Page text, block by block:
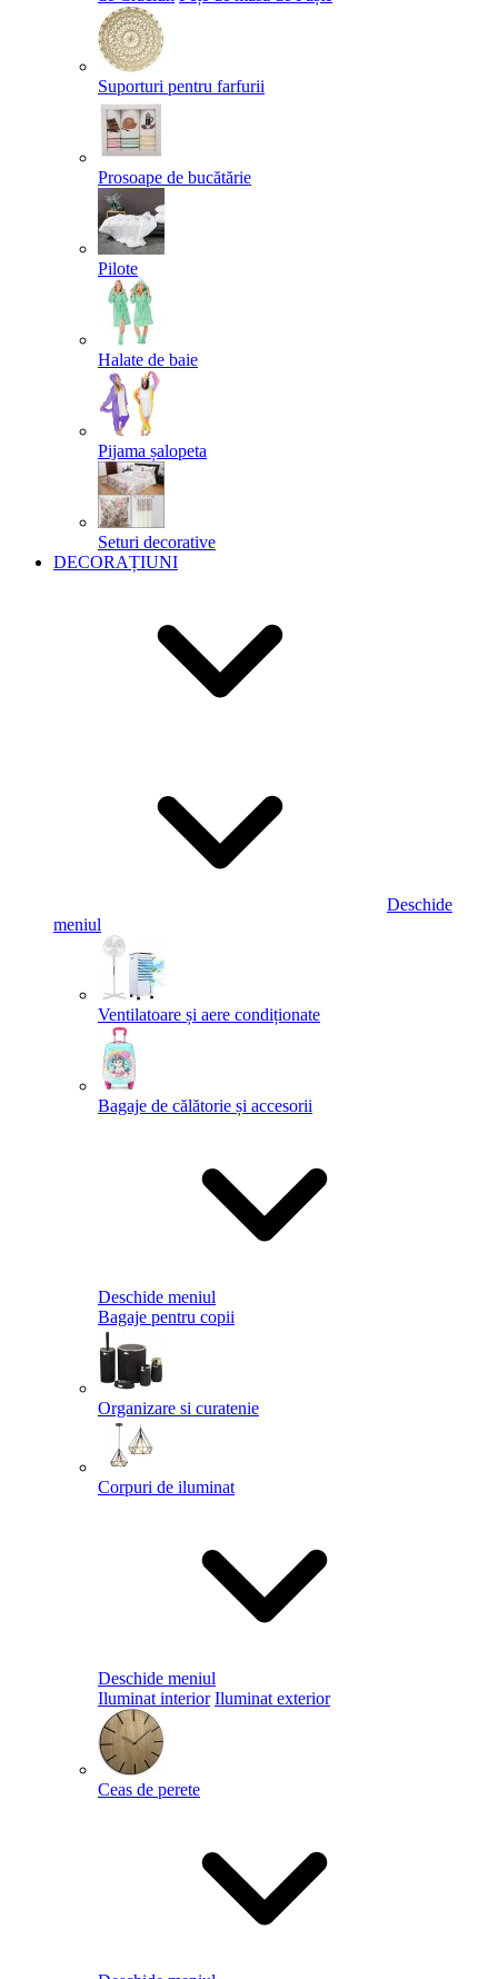
Suporturi pentru farfurii
Prosoape de bucătărie
Pilote
Halate de baie
Pijama șalopeta
Seturi decorative
DECORAȚIUNI
Deschide
meniul
Ventilatoare și aere condiționate
Bagaje de călătorie și accesorii
Deschide meniul
Bagaje pentru copii
Organizare si curatenie
Corpuri de iluminat
Deschide meniul
Iluminat interior Iluminat exterior
Ceas de perete